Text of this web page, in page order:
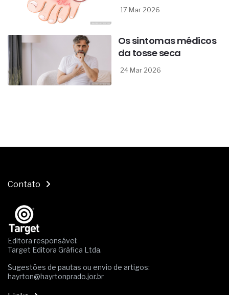
17 Mar 2026
Os sintomas médicos
da tosse seca
24 Mar 2026
Contato
Editora responsável:
Target Editora Gráfica Ltda.
Sugestões de pautas ou envio de artigos:
hayrton@hayrtonprado.jor.br